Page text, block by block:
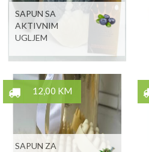
SAPUN SA
AKTIVNIM
UGLJEM
12,00 KM
SAPUN ZA